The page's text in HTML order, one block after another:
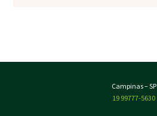
Campinas – SP
19 99777-5630